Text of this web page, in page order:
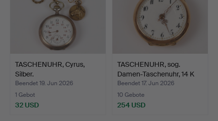
TASCHENUHR, Cyrus,
Silber.
Beendet 19. Jun 2026
1 Gebot
32 USD
TASCHENUHR, sog.
Damen-Taschenuhr, 14 K
Go…
Beendet 17. Jun 2026
10 Gebote
254 USD